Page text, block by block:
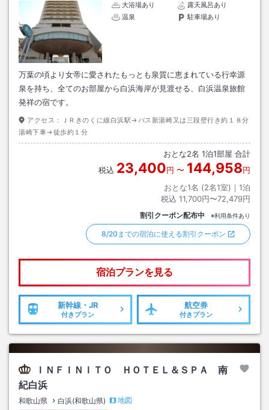
大浴場あり
露天風呂あり
温泉
駐車場あり
万葉の頃より女帝に愛されたもっとも泉質に恵まれている行幸源
泉を持ち、全てのお部屋から白浜海岸が見渡せる、白浜温泉旅館
発祥の宿です。
アクセス：
ＪＲきのくに線白浜駅→バス新湯崎又は三段壁行き約１８分
湯崎下車→徒歩約１分
おとな2名 1泊1部屋 合計
税込 23,400円 〜 144,958円
おとな1名 (2名1室)｜ 1泊
税込 11,700円〜72,479円
割引クーポン配布中 ※利用条件あり
8/20までの宿泊に使える割引クーポン
宿泊プランを見る
新幹線・JR
付きプラン
航空券
付きプラン
ＩＮＦＩＮＩＴＯ ＨＯＴＥＬ＆ＳＰＡ 南
紀白浜
和歌山県 白浜(和歌山県)
地図